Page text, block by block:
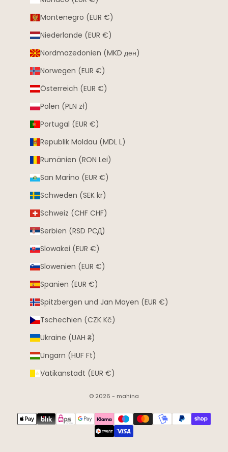
Montenegro (EUR €)
Niederlande (EUR €)
Nordmazedonien (MKD ден)
Norwegen (EUR €)
Österreich (EUR €)
Polen (PLN zł)
Portugal (EUR €)
Republik Moldau (MDL L)
Rumänien (RON Lei)
San Marino (EUR €)
Schweden (SEK kr)
Schweiz (CHF CHF)
Serbien (RSD РСД)
Slowakei (EUR €)
Slowenien (EUR €)
Spanien (EUR €)
Spitzbergen und Jan Mayen (EUR €)
Tschechien (CZK Kč)
Ukraine (UAH ₴)
Ungarn (HUF Ft)
Vatikanstadt (EUR €)
© 2026 - mahina